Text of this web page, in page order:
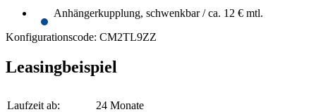
Anhängerkupplung, schwenkbar / ca. 12 € mtl.
Konfigurationscode: CM2TL9ZZ
Leasingbeispiel
Laufzeit ab: 24 Monate